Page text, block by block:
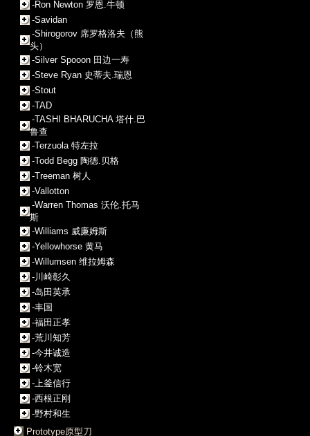
-Ron Newton 罗恩.牛顿
-Savidan
-Shirogorov 席罗格洛夫（熊
头）
-Silver Spooon 田边一寿
-Steve Ryan 史蒂夫.瑞恩
-Stout
-TAD
-TASHI BHARUCHA 塔什.巴
鲁查
-Terzuola 特左拉
-Todd Begg 陶德.贝格
-Treeman 树人
-Vallotton
-Warren Thomas 沃伦.托马
斯
-Williams 威廉姆斯
-Yellowhorse 黄马
-Willumsen 维拉姆森
-川崎彰久
-岛田英承
-丰国
-福田正孝
-荒川知芳
-今井诚造
-铃木宽
-上釜信行
-西根正刚
-野村和生
Prototype原型刀